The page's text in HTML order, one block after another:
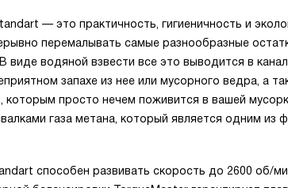
— это практичность, гигиеничность и
перемалывать самые разнообразные
водяной взвести все это выводится в
запахе из нее или мусорного ведра, а
которым просто нечем поживится в вашей
газа метана, который является одним из
способен развивать скорость до 2600 об/